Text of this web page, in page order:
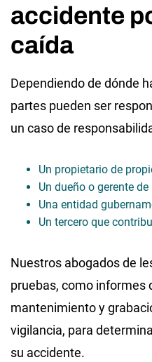
accidente
caída
Dependiendo de dónde
partes pueden ser
un caso de
Un propietario de
Un dueño o gerente
Una entidad
Un tercero que
Nuestros abogados de
pruebas, como informes
mantenimiento y
vigilancia, para
su accidente.